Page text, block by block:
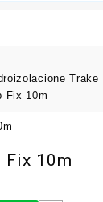
Trake
Fix 10m
Fix 10m